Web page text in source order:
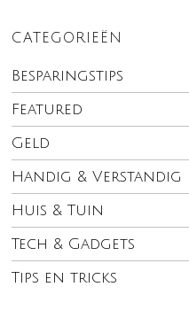
CATEGORIEËN
Besparingstips
Featured
Geld
Handig & Verstandig
Huis & Tuin
Tech & Gadgets
Tips en tricks